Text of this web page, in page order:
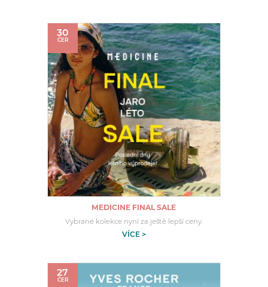
30
ČER
MEDICINE FINAL SALE
Vybrané kolekce nyní za ještě lepší ceny.
VÍCE >
27
ČER